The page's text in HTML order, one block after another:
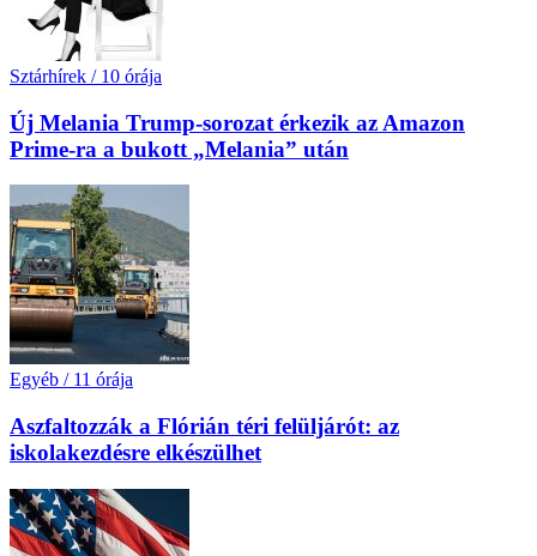
Sztárhírek / 10 órája
Új Melania Trump-sorozat érkezik az Amazon
Prime-ra a bukott „Melania” után
Egyéb / 11 órája
Aszfaltozzák a Flórián téri felüljárót: az
iskolakezdésre elkészülhet